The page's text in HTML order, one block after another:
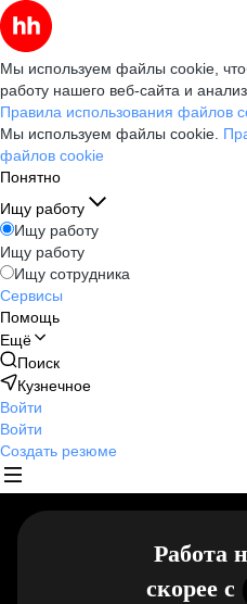
Мы используем файлы cookie,
работу нашего веб-сайта и
Правила использования файлов
Мы используем файлы cookie.
файлов cookie
Понятно
Ищу работу
Ищу работу
Ищу работу
Ищу сотрудника
Сервисы
Помощь
Ещё
Поиск
Кузнечное
Войти
Войти
Создать резюме
Работа
скорее c